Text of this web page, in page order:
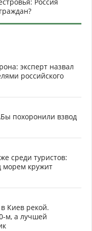
эксперт назвал
российского
похоронили взвод
среди туристов:
морем кружит
Киев рекой.
м, а лучшей